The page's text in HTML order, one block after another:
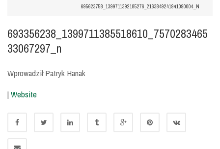
695623758_1399711392185276_2163849241941090004_N
693356238_1399711385518610_7570283465
33067297_n
Wprowadził Patryk Hanak
| Website